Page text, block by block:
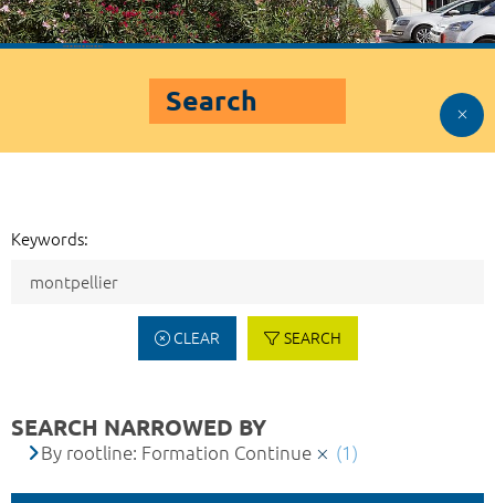
Search
Keywords:
CLEAR SEARCH
SEARCH NARROWED BY
By rootline: Formation Continue (1)